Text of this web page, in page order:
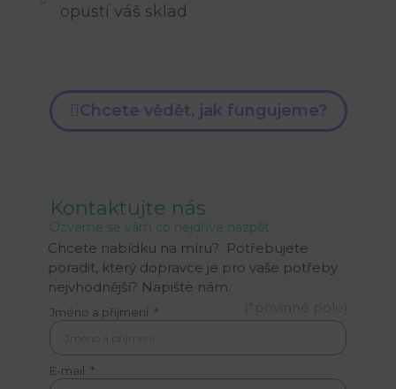
opustí váš sklad
Chcete vědět, jak fungujeme?
Kontaktujte nás
Ozveme se vám co nejdříve nazpět
Chcete nabídku na míru? Potřebujete
poradit, který dopravce je pro vaše potřeby
nejvhodnější? Napište nám.
Jméno a příjmení
E-mail